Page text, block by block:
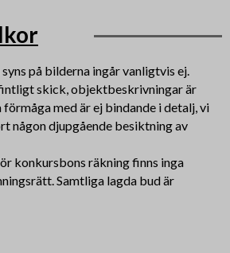
på bilderna ingår vanligtvis ej.
skick, objektbeskrivningar är
med är ej bindande i detalj, vi
någon djupgående besiktning av
konkursbons räkning finns inga
Samtliga lagda bud är